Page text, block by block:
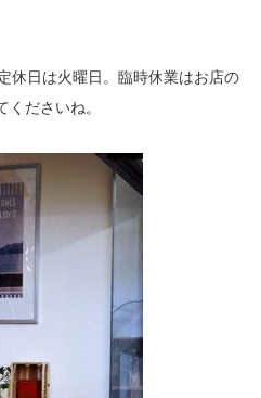
休日は火曜日。臨時休業はお店の
ださいね。